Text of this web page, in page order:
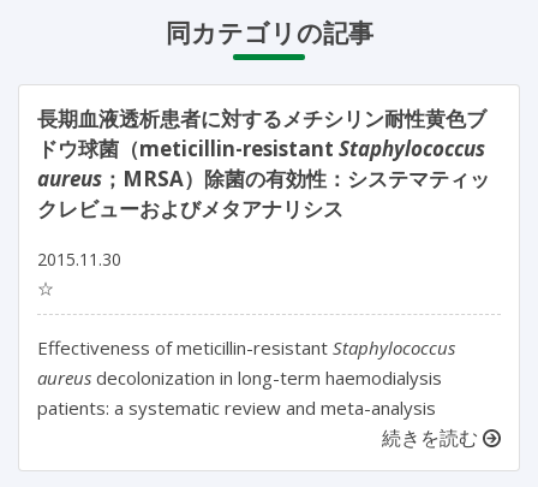
同カテゴリの記事
長期血液透析患者に対するメチシリン耐性黄色ブ
ドウ球菌（meticillin-resistant Staphylococcus
aureus ；MRSA）除菌の有効性：システマティッ
クレビューおよびメタアナリシス
2015.11.30
☆
Effectiveness of meticillin-resistant Staphylococcus
aureus decolonization in long-term haemodialysis
patients: a systematic review and meta-analysis
続きを読む